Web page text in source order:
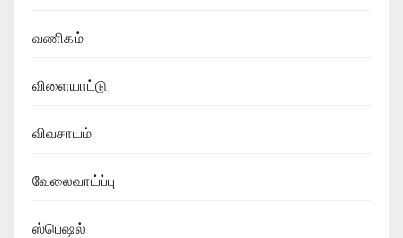
வணிகம்
விளையாட்டு
விவசாயம்
வேலைவாய்ப்பு
ஸ்பெஷல்